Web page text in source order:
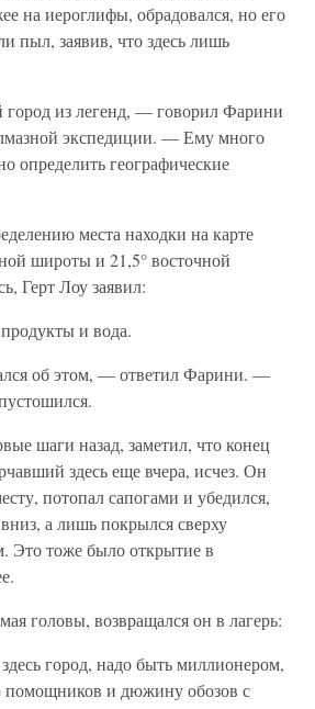
на иероглифы, обрадовался, но его
пыл, заявив, что здесь лишь
из легенд, — говорил Фарини
экспедиции. — Ему много
определить географические
места находки на карте
широты и 21,5° восточной
Герт Лоу заявил:
и вода.
об этом, — ответил Фарини. —
шаги назад, заметил, что конец
здесь еще вчера, исчез. Он
потопал сапогами и убедился,
а лишь покрылся сверху
Это тоже было открытие в
головы, возвращался он в лагерь:
город, надо быть миллионером,
и дюжину обозов с